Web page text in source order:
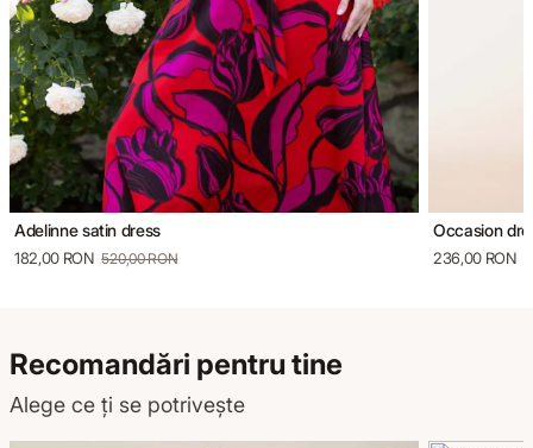
Adelinne satin dress
182,00 RON 520,00 RON
Occasion
236,00 RON
Recomandări pentru tine
Alege ce ți se potrivește